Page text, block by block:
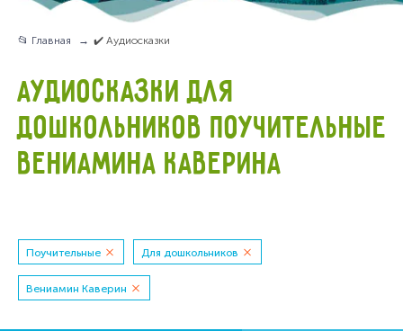
📂 Главная ✔️ Аудиосказки
АУДИОСКАЗКИ ДЛЯ
ДОШКОЛЬНИКОВ ПОУЧИТЕЛЬНЫЕ
ВЕНИАМИНА КАВЕРИНА
Поучительные Для дошкольников
Вениамин Каверин